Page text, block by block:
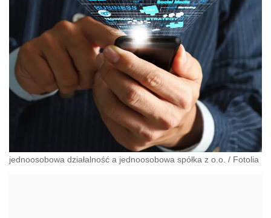
jednoosobowa działalność a jednoosobowa spółka z o.o. / Fotolia